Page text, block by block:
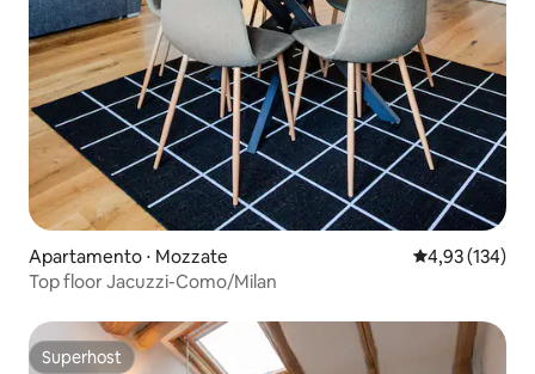
Apartamento ⋅ Mozzate 4,93 de uma
4,93 (134)
Top floor Jacuzzi-Como/Milan
Superhost
Superhost